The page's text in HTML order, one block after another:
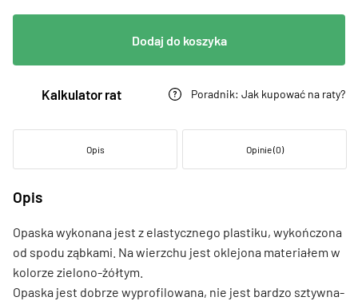
Dodaj do koszyka
Kalkulator rat Poradnik: Jak kupować na raty?
Opis Opinie (0)
Opis
Opaska wykonana jest z elastycznego plastiku, wykończona
od spodu ząbkami. Na wierzchu jest oklejona materiałem w
kolorze zielono-żółtym.
Opaska jest dobrze wyprofilowana, nie jest bardzo sztywna-